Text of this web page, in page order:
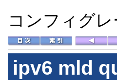
コンフィグ
ipv6 mld